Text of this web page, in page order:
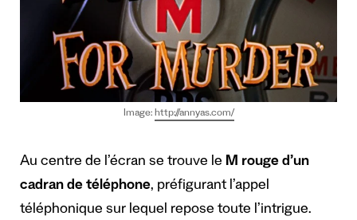
Image: http://annyas.com/
Au centre de l’écran se trouve le M rouge d’un
cadran de téléphone, préfigurant l’appel
téléphonique sur lequel repose toute l’intrigue.